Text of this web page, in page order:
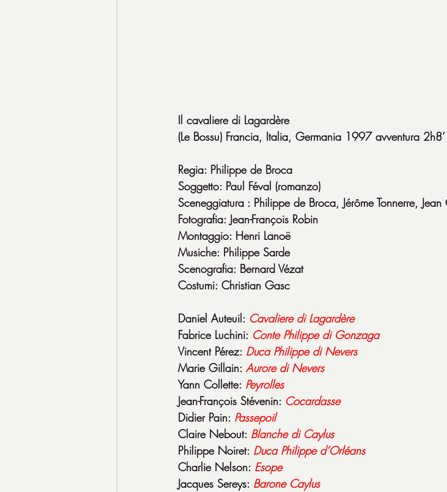
Il cavaliere di Lagardère
(Le Bossu) Francia, Italia, Germania 1997 avventura 2h8’
Regia: Philippe de Broca
Soggetto: Paul Féval (romanzo)
Sceneggiatura : Philippe de Broca, Jérôme Tonnerre, Jean
Fotografia: Jean-François Robin
Montaggio: Henri Lanoë
Musiche: Philippe Sarde
Scenografia: Bernard Vézat
Costumi: Christian Gasc
Daniel Auteuil: Cavaliere di Lagardère
Fabrice Luchini: Conte Philippe di Gonzaga
Vincent Pérez: Duca Philippe di Nevers
Marie Gillain: Aurore di Nevers
Yann Collette: Peyrolles
Jean-François Stévenin: Cocardasse
Didier Pain: Passepoil
Claire Nebout: Blanche di Caylus
Philippe Noiret: Duca Philippe d’Orléans
Charlie Nelson: Esope
Jacques Sereys: Barone Caylus